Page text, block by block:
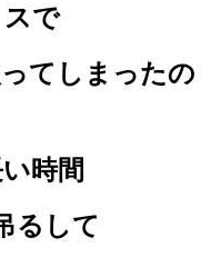
で
てしまったの
時間
るして